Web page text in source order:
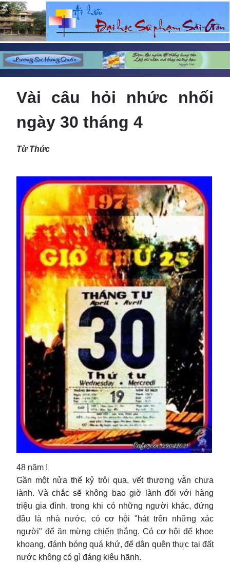
Vài câu hỏi nhức nhối
ngày 30 tháng 4
Từ Thức
48 năm !
Gần một nửa thế kỷ trôi qua, vết thương vẫn chưa
lành. Và chắc sẽ không bao giờ lành đối với hàng
triệu gia đình, trong khi có những người khác, đứng
đầu là nhà nước, có cơ hội "hát trên những xác
người" để ăn mừng chiến thắng. Có cơ hội để khoe
khoang, đánh bóng quá khứ, để dân quên thực tại đất
nước không có gì đáng kiêu hãnh.